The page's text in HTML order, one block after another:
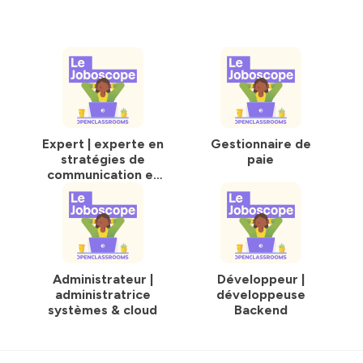
Expert | experte en
stratégies de
communication et
marketing
Gestionnaire de
paie
Administrateur |
administratrice
systèmes & cloud
Développeur |
développeuse
Backend